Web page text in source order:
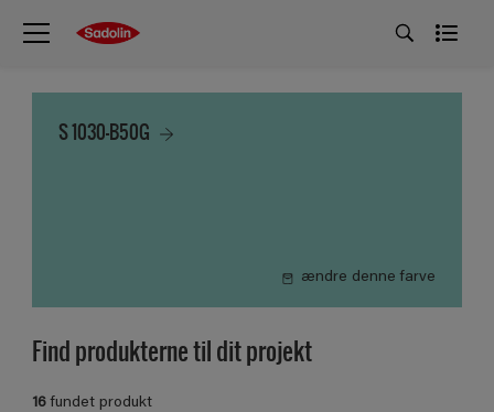
S 1030-B50G
ændre denne farve
Find produkterne til dit projekt
16fundet produkt